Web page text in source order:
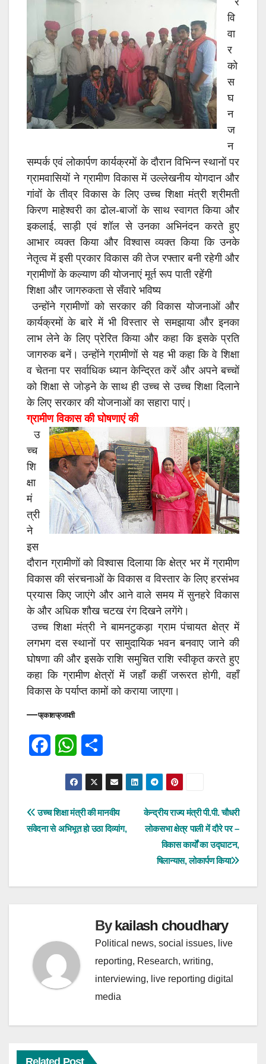
वि
वा
र
को
स
घ
न
ज
न
सम्पर्क एवं लोकार्पण कार्यक्रमों के दौरान विभिन्न स्थानों पर
ग्रामवासियों ने ग्रामीण विकास में उल्लेखनीय योगदान और
गांवों के तीव्र विकास के लिए उच्च शिक्षा मंत्री श्रीमती
किरण माहेश्वरी का ढोल-बाजों के साथ स्वागत किया और
इकलाई, साड़ी एवं शॉल से उनका अभिनंदन करते हुए
आभार व्यक्त किया और विश्वास व्यक्त किया कि उनके
नेतृत्व में इसी प्रकार विकास की तेज रफ्तार बनी रहेगी और
ग्रामीणों के कल्याण की योजनाएं मूर्त रूप पाती रहेंगी
शिक्षा और जागरुकता से सँवारे भविष्य
उन्होंने ग्रामीणों को सरकार की विकास योजनाओं और
कार्यक्रमों के बारे में भी विस्तार से समझाया और इनका
लाभ लेने के लिए प्रेरित किया और कहा कि इसके प्रति
जागरुक बनें। उन्होंने ग्रामीणों से यह भी कहा कि वे शिक्षा
व चेतना पर सर्वाधिक ध्यान केन्दि्रत करें और अपने बच्चों
को शिक्षा से जोड़ने के साथ ही उच्च से उच्च शिक्षा दिलाने
के लिए सरकार की योजनाओं का सहारा पाएं।
ग्रामीण विकास की घोषणाएं की
उ
च्च
शि
क्षा
मं
त्री
ने
इस
दौरान ग्रामीणों को विश्वास दिलाया कि क्षेत्र भर में ग्रामीण
विकास की संरचनाओं के विकास व विस्तार के लिए हरसंभव
प्रयास किए जाएंगे और आने वाले समय में सुनहरे विकास
के और अधिक शौख चटख रंग दिखने लगेंगे।
उच्च शिक्षा मंत्री ने बामनटुकड़ा ग्राम पंचायत क्षेत्र में
लगभग दस स्थानों पर सामुदायिक भवन बनवाए जाने की
घोषणा की और इसके राशि समुचित राशि स्वीकृत करते हुए
कहा कि ग्रामीण क्षेत्रों में जहाँ कहीं जरूरत होगी, वहाँ
विकास के पर्याप्त कामों को कराया जाएगा।
—प्रकाश प्रजापती
e
b
W
a
t
s
a
r
e
पोस्ट
नेविगेशन
केन्द्रीय राज्य मंत्री पी.पी. चौधरी
लोकसभा क्षेत्र पाली में दौरे पर –
विकास कार्यों का उद्घाटन,
षिलान्यास, लोकार्पण किया
उच्च शिक्षा मंत्री की मानवीय
संवेदना से अभिभूत हो उठा दिव्यांग,
Bykailash choudhary
Political news, social issues, live
reporting, Research, writing,
interviewing, live reporting digital
media